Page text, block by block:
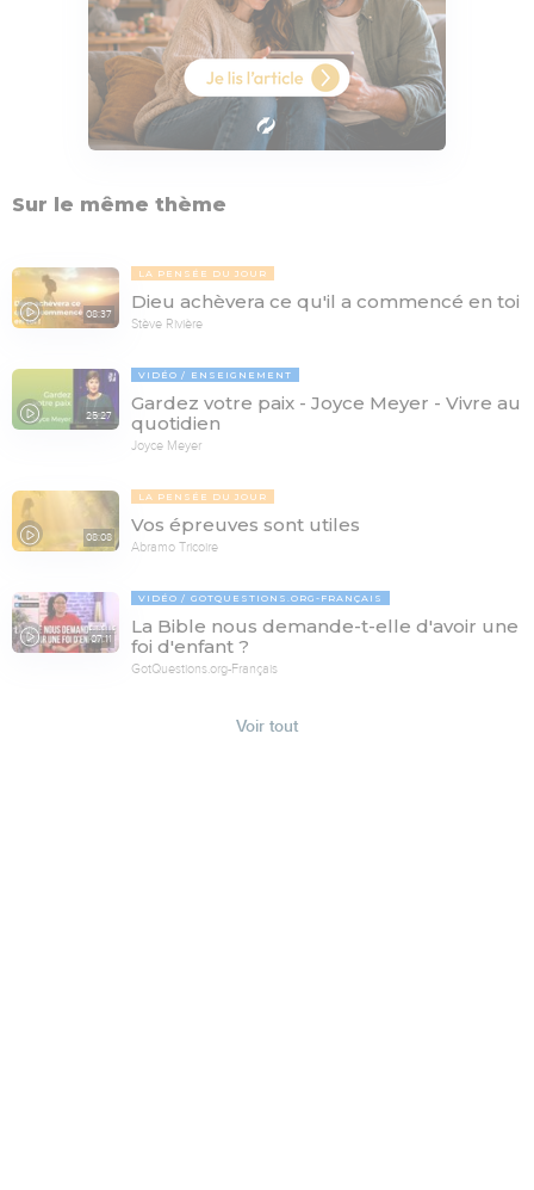
Sur le même thème
08:37
LA PENSÉE DU JOUR
Dieu achèvera ce qu'il a commencé en toi
Stève Rivière
25:27
VIDÉO ENSEIGNEMENT
Gardez votre paix - Joyce Meyer - Vivre au
quotidien
Joyce Meyer
08:08
LA PENSÉE DU JOUR
Vos épreuves sont utiles
Abramo Tricoire
07:11
VIDÉO GOTQUESTIONS.ORG-FRANÇAIS
La Bible nous demande-t-elle d'avoir une
foi d'enfant ?
GotQuestions.org-Français
Voir tout